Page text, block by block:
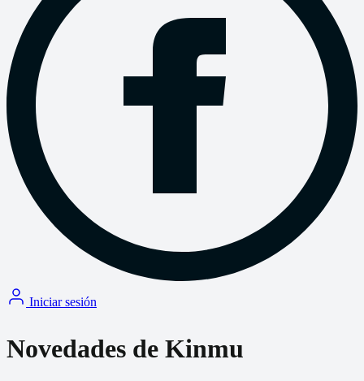
Iniciar sesión
Novedades de Kinmu